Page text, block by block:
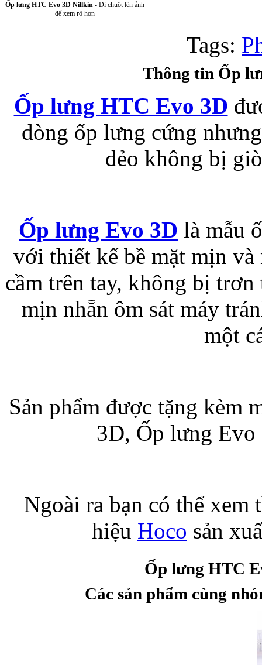
Ốp lưng Sony
Bao da samsung
Bao da Samsung
Bao da iPhone 5
Túi đựng iPad
Ốp lưng HTC Evo 3D Nillkin - Di chuột lên ảnh
để xem rõ hơn
Tags:
Thông tin Ốp
Ốp lưng HTC Evo 3D
dòng ốp lưng cứng
dẻo không bị
Ốp lưng Evo 3D là mẫu
với thiết kế bề mặt mịn
cầm trên tay, không bị
mịn nhẵn ôm sát máy
một
Sản phẩm được tặng kèm
3D, Ốp lưng
Ngoài ra bạn có thể xem
hiệu Hoco sản
Ốp lưng HTC
Các sản phẩm cùng